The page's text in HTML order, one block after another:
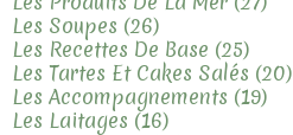
Les Soupes (26)
Les Recettes De Base (25)
Les Tartes Et Cakes Salés (20)
Les Accompagnements (19)
Les Laitages (16)